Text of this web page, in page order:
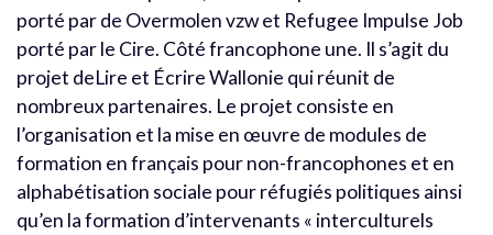
porté par de Overmolen vzw et Refugee Impulse Job
porté par le Cire. Côté francophone une. Il s’agit du
projet deLire et Écrire Wallonie qui réunit de
nombreux partenaires. Le projet consiste en
l’organisation et la mise en œuvre de modules de
formation en français pour non-francophones et en
alphabétisation sociale pour réfugiés politiques ainsi
qu’en la formation d’intervenants « interculturels